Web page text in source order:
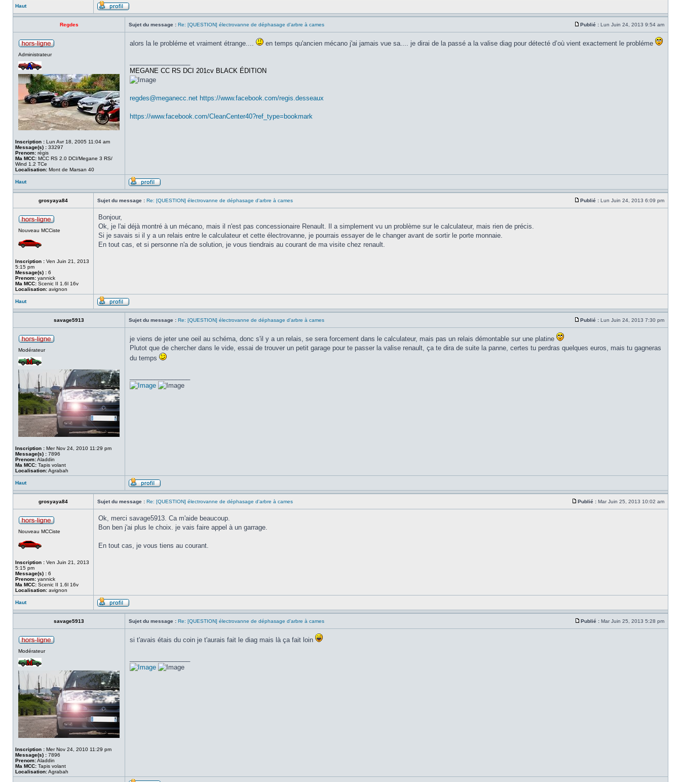
Haut
Regdes Sujet du message : Re: [QUESTION] électrovanne de déphasage d'arbre à cames Publié : Lun Juin 24, 2013 9:54 am
Administrateur
Inscription : Lun Avr 18, 2005 11:04 am
Message(s) : 33297
Prenom: régis
Ma MCC: MCC RS 2.0 DCI/Megane 3 RS/
Wind 1.2 TCe
Localisation: Mont de Marsan 40
alors la le probléme et vraiment étrange.... en temps qu'ancien mécano j'ai jamais vue sa.... je dirai de la passé a la valise diag pour détecté d’où vient exactement le probléme
MEGANE CC RS DCI 201cv BLACK ÉDITION
regdes@meganecc.net https://www.facebook.com/regis.desseaux
https://www.facebook.com/CleanCenter40?ref_type=bookmark
Haut
grosyaya84 Sujet du message : Re: [QUESTION] électrovanne de déphasage d'arbre à cames Publié : Lun Juin 24, 2013 6:09 pm
Nouveau MCCiste
Inscription : Ven Juin 21, 2013
5:15 pm
Message(s) : 6
Prenom: yannick
Ma MCC: Scenic II 1.6l 16v
Localisation: avignon
Bonjour,
Ok, je l'ai déjà montré à un mécano, mais il n'est pas concessionaire Renault. Il a simplement vu un problème sur le calculateur, mais rien de précis.
Si je savais si il y a un relais entre le calculateur et cette électrovanne, je pourrais essayer de le changer avant de sortir le porte monnaie.
En tout cas, et si personne n'a de solution, je vous tiendrais au courant de ma visite chez renault.
Haut
savage5913 Sujet du message : Re: [QUESTION] électrovanne de déphasage d'arbre à cames Publié : Lun Juin 24, 2013 7:30 pm
Modérateur
Inscription : Mer Nov 24, 2010 11:29 pm
Message(s) : 7896
Prenom:Aladdin
Ma MCC: Tapis volant
Localisation:Agrabah
je viens de jeter une oeil au schéma, donc s'il y a un relais, se sera forcement dans le calculateur, mais pas un relais démontable sur une platine
Plutot que de chercher dans le vide, essai de trouver un petit garage pour te passer la valise renault, ça te dira de suite la panne, certes tu perdras quelques euros, mais tu gagneras
du temps
Haut
grosyaya84 Sujet du message : Re: [QUESTION] électrovanne de déphasage d'arbre à cames Publié : Mar Juin 25, 2013 10:02 am
Nouveau MCCiste
Inscription : Ven Juin 21, 2013
5:15 pm
Message(s) : 6
Prenom: yannick
Ma MCC: Scenic II 1.6l 16v
Localisation: avignon
Ok, merci savage5913. Ca m'aide beaucoup.
Bon ben j'ai plus le choix. je vais faire appel à un garrage.
En tout cas, je vous tiens au courant.
Haut
savage5913 Sujet du message : Re: [QUESTION] électrovanne de déphasage d'arbre à cames Publié : Mar Juin 25, 2013 5:28 pm
Modérateur
Inscription : Mer Nov 24, 2010 11:29 pm
Message(s) : 7896
Prenom:Aladdin
Ma MCC: Tapis volant
Localisation:Agrabah
si t'avais étais du coin je t'aurais fait le diag mais là ça fait loin